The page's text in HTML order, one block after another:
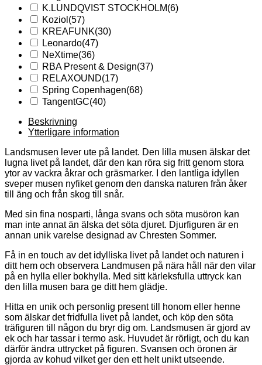
K.LUNDQVIST STOCKHOLM(6)
Koziol (57)
KREAFUNK(30)
Leonardo(47)
NeXtime(36)
RBA Present & Design(37)
RELAXOUND(17)
Spring Copenhagen(68)
TangentGC(40)
Beskrivning
Ytterligare information
Landsmusen lever ute på landet. Den lilla musen älskar det
lugna livet på landet, där den kan röra sig fritt genom stora
ytor av vackra åkrar och gräsmarker. I den lantliga idyllen
sveper musen nyfiket genom den danska naturen från åker
till äng och från skog till snår.
Med sin fina nosparti, långa svans och söta musöron kan
man inte annat än älska det söta djuret. Djurfiguren är en
annan unik varelse designad av Chresten Sommer.
Få in en touch av det idylliska livet på landet och naturen i
ditt hem och observera Landmusen på nära håll när den vilar
på en hylla eller bokhylla. Med sitt kärleksfulla uttryck kan
den lilla musen bara ge ditt hem glädje.
Hitta en unik och personlig present till honom eller henne
som älskar det fridfulla livet på landet, och köp den söta
träfiguren till någon du bryr dig om. Landsmusen är gjord av
ek och har tassar i termo ask. Huvudet är rörligt, och du kan
därför ändra uttrycket på figuren. Svansen och öronen är
gjorda av kohud vilket ger den ett helt unikt utseende.